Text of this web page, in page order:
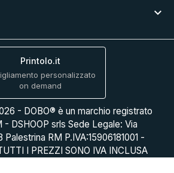

Printolo.it
personalizzato
on demand
- DOBO® è un marchio registrato
DSHOOP srls Sede Legale: Via
RM P.IVA:15906181001 -
I PREZZI SONO IVA INCLUSA